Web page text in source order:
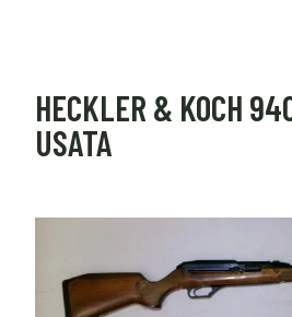
HECKLER & KOCH
USATA